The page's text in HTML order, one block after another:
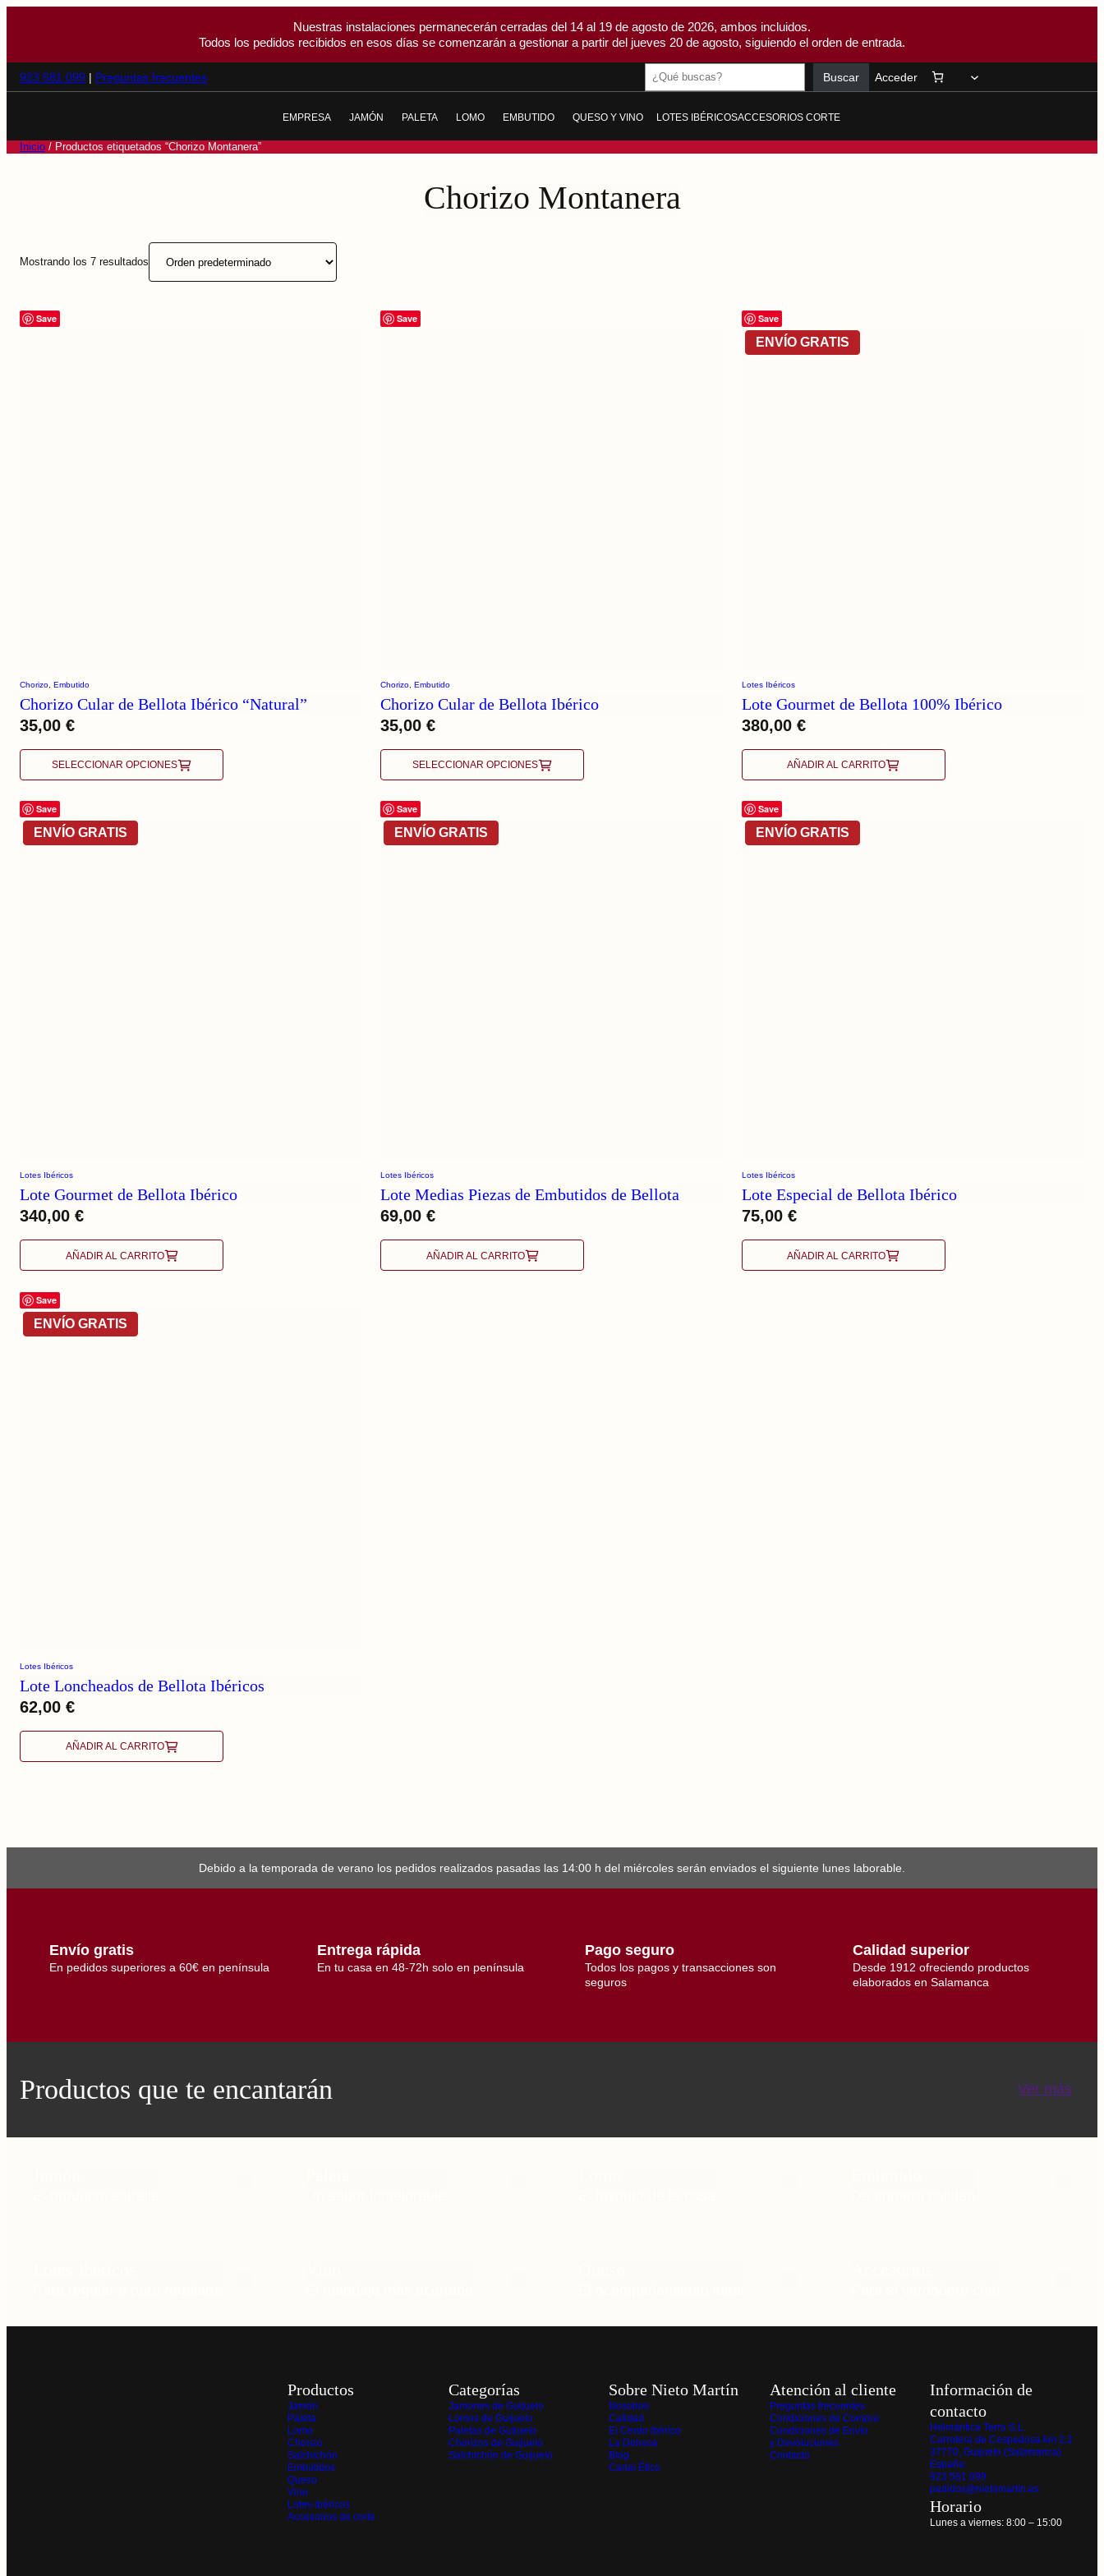
Nuestras instalaciones permanecerán cerradas del 14 al 19 de agosto de 2026, ambos incluidos.
Todos los pedidos recibidos en esos días se comenzarán a gestionar a partir del jueves 20 de agosto, siguiendo el orden de entrada.
923 581 099 | Preguntas frecuentes
Buscar
Buscar Acceder
EMPRESA
JAMÓN
JAMÓN GRAN RESERVA
PALETA
PALETA GRAN RESERVA DUROC
LOMO
LOMO EMBUCHADO
EMBUTIDO
MORCÓN IBÉRICO
QUESO Y VINO
LOTES IBÉRICOSACCESORIOS CORTE
Inicio / Productos etiquetados “Chorizo Montanera”
Chorizo Montanera
Mostrando los 7 resultados
Save
Chorizo Embutido
Chorizo Cular de Bellota Ibérico “Natural”
35,00 €
SELECCIONAR OPCIONES
Save
Chorizo , Embutido
Chorizo Cular de Bellota Ibérico
35,00€
SELECCIONAR OPCIONES
Save
Lotes Ibéricos
Lote Gourmet de Bellota 100% Ibérico
380,00 €
AÑADIR AL CARRITO
Save
Lotes Ibéricos
Lote Gourmet de Bellota Ibérico
340,00 €
AÑADIR AL CARRITO
Save
Lotes Ibéricos
Lote Medias Piezas de Embutidos de Bellota
69,00€
AÑADIR AL CARRITO
Save
Lotes Ibéricos
Lote Especial de Bellota Ibérico
75,00 €
AÑADIR AL CARRITO
Save
Lotes Ibéricos
Lote Loncheados de Bellota Ibéricos
62,00 €
AÑADIR AL CARRITO
Debido a la temporada de verano los pedidos realizados pasadas las 14:00 h del miércoles serán enviados el siguiente lunes laborable.
Envío gratis
En pedidos superiores a 60€ en península
Entrega rápida
En tu casa en 48-72h solo en península
Pago seguro
Todos los pagos y transacciones son
seguros
Calidad superior
Desde 1912 ofreciendo productos
elaborados en Salamanca
Productos que te encantarán Ver más
Productos
Jamón
Paleta
Lomo
Chorizo
Salchichón
Embutidos
Queso
Vino
Lotes ibéricos
Accesorios de corte
Categorías
Jamones de Guijuelo
Lomos de Guijuelo
Paletas de Guijuelo
Chorizos de Guijuelo
Salchichón de Guijuelo
Sobre Nieto Martín
Nosotros
Calidad
El Cerdo Ibérico
La Dehesa
Blog
Canal Ético
Atención al cliente
Preguntas frecuentes
Condiciones de Compra
Condiciones de Envío
y Devoluciones
Contacto
Información de
contacto
Helmántica Terra S.L.
Carretera de Cespedosa km 2,2
37770, Guijuelo (Salamanca)
España
923 581 099
pedidos@nietomartin.es
Horario
Lunes a viernes: 8:00 – 15:00